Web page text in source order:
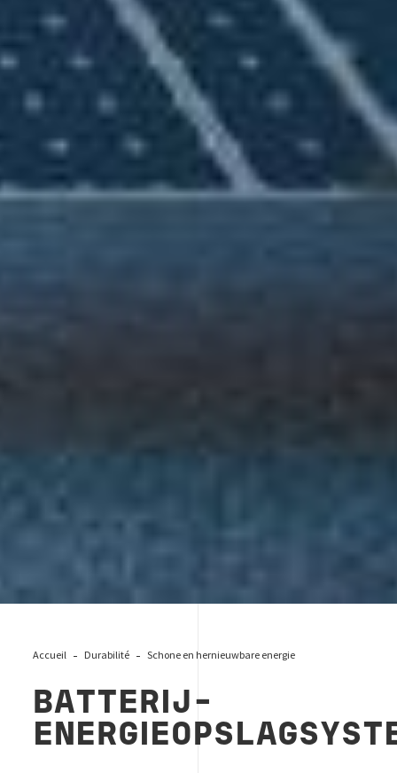
Accueil Durabilité Schone en hernieuwbare energie
BATTERIJ-